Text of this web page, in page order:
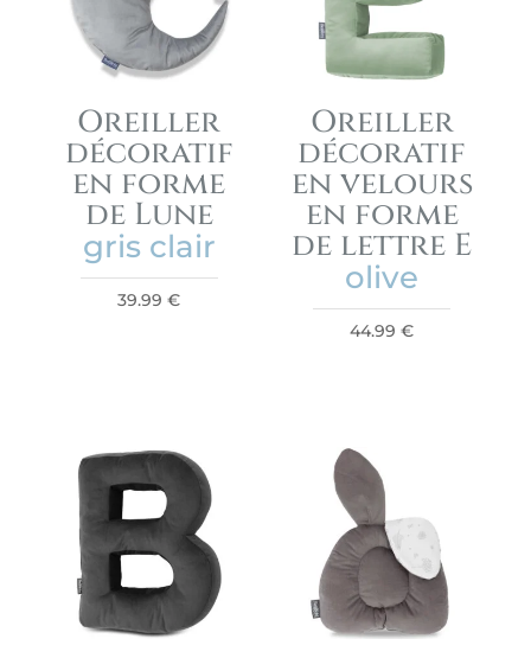
Oreiller
décoratif
en forme
de Lune
gris clair
39.99€
Oreiller
décoratif
en velours
en forme
de lettre E
olive
44.99€